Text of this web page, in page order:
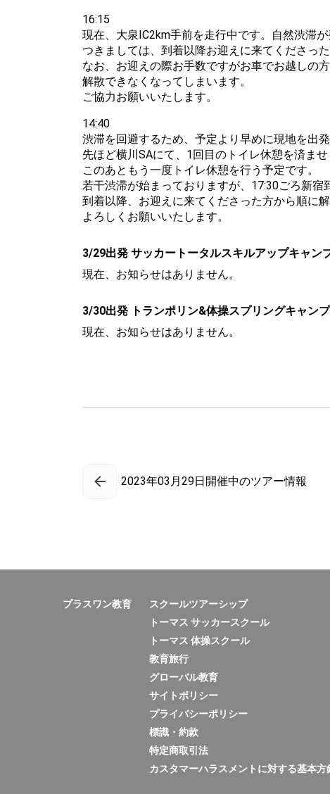
16:15
現在、大泉IC2km手前を走行中です。自然渋滞
つきましては、到着以降お迎えに来てくださっ
なお、お迎えの際お手数ですがお車でお越しの
解散できなくなってしまいます。
ご協力お願いいたします。
14:40
渋滞を回避するため、予定より早めに現地を出発
先ほど横川SAにて、1回目のトイレ休憩を済ませ
このあともう一度トイレ休憩を行う予定です。
若干渋滞が始まっておりますが、17:30ごろ新宿
到着以降、お迎えに来てくださった方から順に
よろしくお願いいたします。
3/29出発 サッカートータルスキルアップキャン
現在、お知らせはありません。
3/30出発 トランポリン&体操スプリングキャンプ
現在、お知らせはありません。
2023年03月29日開催中のツアー情報
プラスワン教育
スクールツアーシップ
トーマス サッカースクール
トーマス 体操スクール
教育旅行
グローバル教育
サイトポリシー
プライバシーポリシー
標識・約款
特定商取引法
カスタマーハラスメントに対する基本方